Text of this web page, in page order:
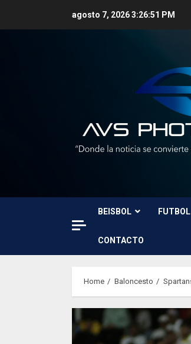
agosto 7, 20263:26:52 PM
BEISBOL FUTBOL
CONTACTO
Home Baloncesto